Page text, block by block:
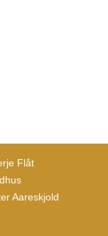
Flåt
Aareskjold